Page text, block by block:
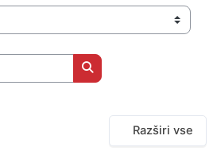
Išči predmete
Razširi vse